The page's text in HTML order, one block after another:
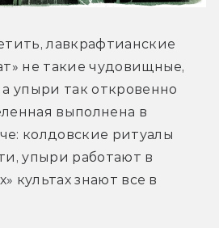
лавкрафтианские
не такие чудовищные,
упыри так откровенно
выполнена в
колдовские ритуалы
упыри работают в
культах знают все в